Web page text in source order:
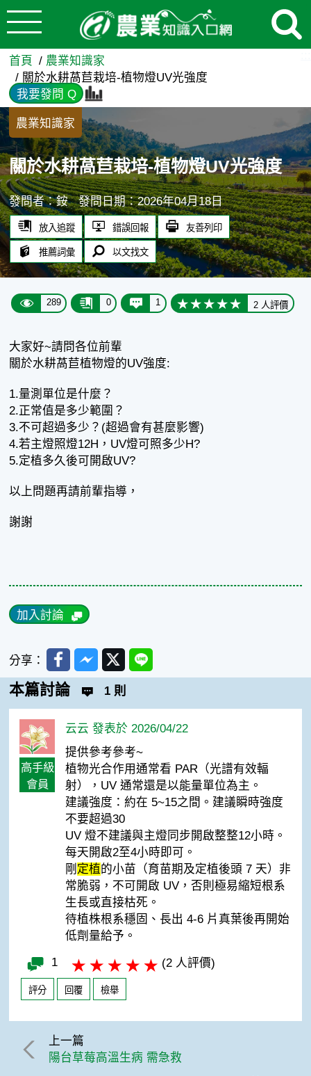
跳到主要內容
關於水耕萵苣栽培-植物燈
首頁
農業知識家
關於水耕萵苣栽培-植物燈UV光強度
我要發問 Q
農業知識家
關於水耕萵苣栽培-植物燈UV光強度
發問者：銨 發問日期：2026年04月18日
放入追蹤 錯誤回報 友善列印
推薦詞彙 以文找文
289 0 1 2 人評價
大家好~請問各位前輩
關於水耕萵苣植物燈的UV強度:
1.量測單位是什麼？
2.正常值是多少範圍？
3.不可超過多少？(超過會有甚麼影響)
4.若主燈照燈12H，UV燈可照多少H?
5.定植多久後可開啟UV?
以上問題再請前輩指導，
謝謝
加入討論
分享： FacebookMessenger
TwitterLine
本篇討論 1 則
高手級
會員
云云 發表於 2026/04/22
提供參考參考~
植物光合作用通常看 PAR（光譜有效輻
射），UV 通常還是以能量單位為主。
建議強度：約在 5~15之間。建議瞬時強度
不要超過30
UV 燈不建議與主燈同步開啟整整12小時。
每天開啟2至4小時即可。
剛 定植的小苗（育苗期及定植後頭 7 天）非
常脆弱，不可開啟 UV，否則極易縮短根系
生長或直接枯死。
待植株根系穩固、長出 4-6 片真葉後再開始
低劑量給予。
1 (2 人評價)
評分 回覆 檢舉
上一篇
陽台草莓高溫生病 需急救